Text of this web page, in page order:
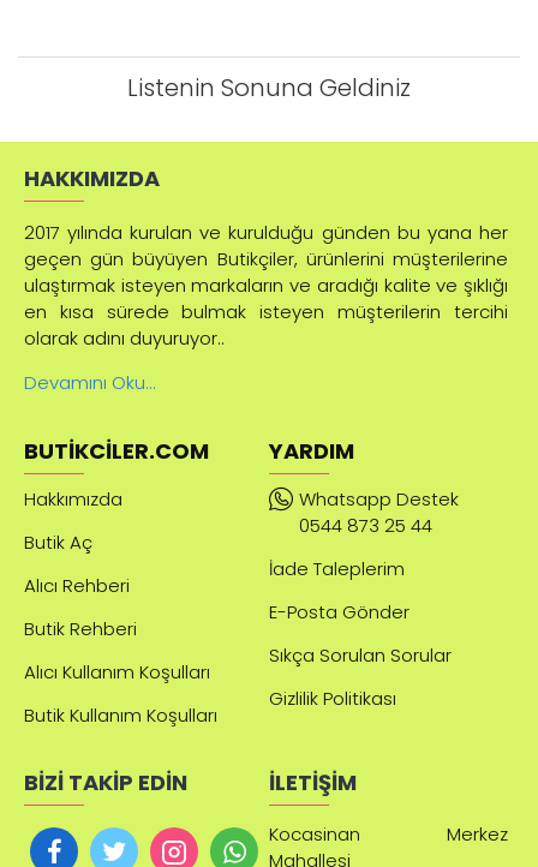
Listenin Sonuna Geldiniz
HAKKIMIZDA
2017 yılında kurulan ve kurulduğu günden bu yana her
geçen gün büyüyen Butikçiler, ürünlerini müşterilerine
ulaştırmak isteyen markaların ve aradığı kalite ve şıklığı
en kısa sürede bulmak isteyen müşterilerin tercihi
olarak adını duyuruyor..
Devamını Oku...
BUTIKCILER.COM
Hakkımızda
Butik Aç
Alıcı Rehberi
Butik Rehberi
Alıcı Kullanım Koşulları
Butik Kullanım Koşulları
YARDIM
Whatsapp Destek
0544 873 25 44
İade Taleplerim
E-Posta Gönder
Sıkça Sorulan Sorular
Gizlilik Politikası
BİZİ TAKİP EDİN İLETİŞİM
Kocasinan Merkez
Mahallesi